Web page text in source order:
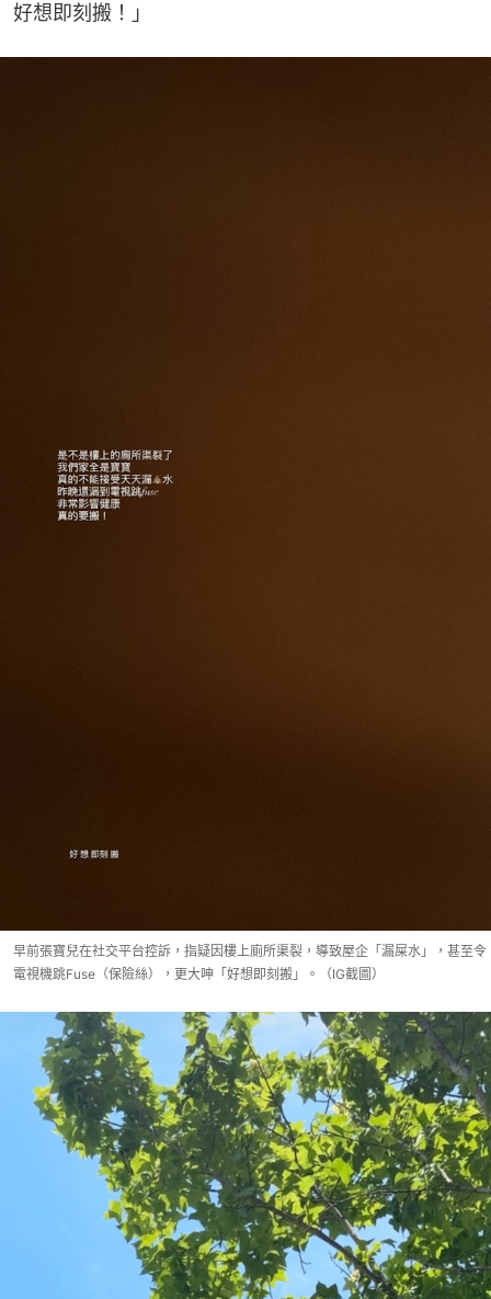
好想即刻搬！」
早前張寶兒在社交平台控訴，指疑因樓上廁所渠裂，導致屋企「漏屎水」，甚至令
電視機跳Fuse（保險絲），更大呻「好想即刻搬」。（IG截圖）